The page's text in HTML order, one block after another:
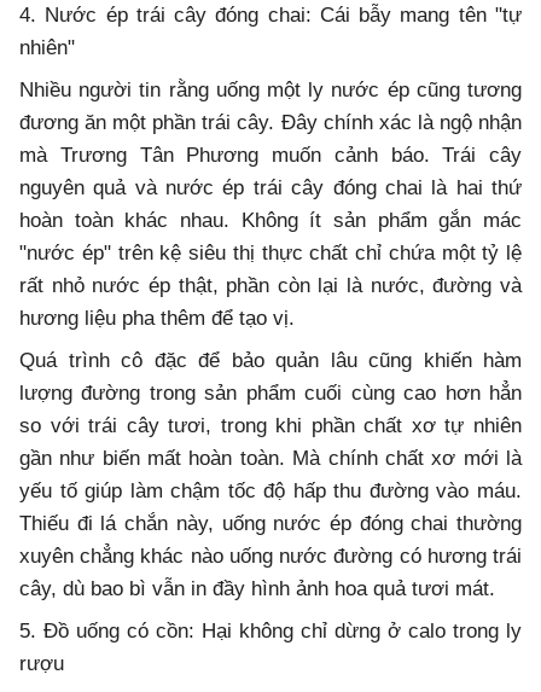
4. Nước ép trái cây đóng chai: Cái bẫy mang tên "tự
nhiên"
Nhiều người tin rằng uống một ly nước ép cũng tương
đương ăn một phần trái cây. Đây chính xác là ngộ nhận
mà Trương Tân Phương muốn cảnh báo. Trái cây
nguyên quả và nước ép trái cây đóng chai là hai thứ
hoàn toàn khác nhau. Không ít sản phẩm gắn mác
"nước ép" trên kệ siêu thị thực chất chỉ chứa một tỷ lệ
rất nhỏ nước ép thật, phần còn lại là nước, đường và
hương liệu pha thêm để tạo vị.
Quá trình cô đặc để bảo quản lâu cũng khiến hàm
lượng đường trong sản phẩm cuối cùng cao hơn hẳn
so với trái cây tươi, trong khi phần chất xơ tự nhiên
gần như biến mất hoàn toàn. Mà chính chất xơ mới là
yếu tố giúp làm chậm tốc độ hấp thu đường vào máu.
Thiếu đi lá chắn này, uống nước ép đóng chai thường
xuyên chẳng khác nào uống nước đường có hương trái
cây, dù bao bì vẫn in đầy hình ảnh hoa quả tươi mát.
5. Đồ uống có cồn: Hại không chỉ dừng ở calo trong ly
rượu